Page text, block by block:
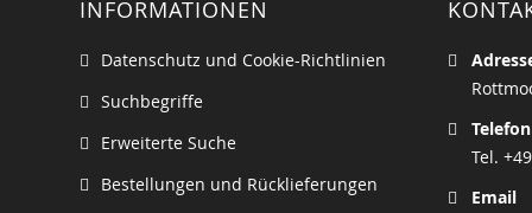
INFORMATIONEN
Datenschutz und Cookie-Richtlinien
Suchbegriffe
Erweiterte Suche
Bestellungen und Rücklieferungen
Telefon
Tel.
Email